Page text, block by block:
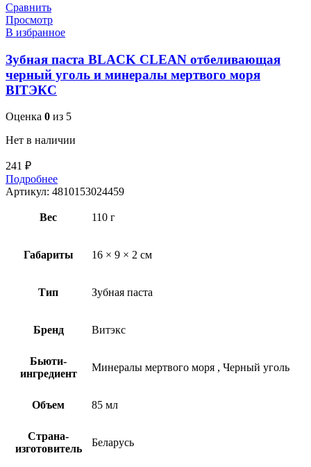
Сравнить
Просмотр
В избранное
Зубная паста BLACK CLEAN отбеливающая
черный уголь и минералы мертвого моря
BITЭКС
Оценка 0 из 5
Нет в наличии
241 ₽
Подробнее
Артикул: 4810153024459
Вес 110 г
Габариты 16 × 9 × 2 см
Тип Зубная паста
Бренд Витэкс
Бьюти-
ингредиент
Минералы мертвого моря , Черный уголь
Объем 85 мл
Страна-
изготовитель
Беларусь